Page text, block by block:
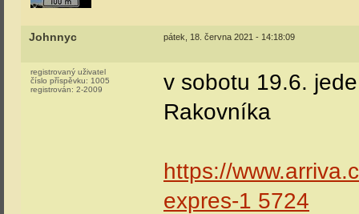
Johnnyc pátek, 18. června 2021 - 14:18:09
registrovaný uživatel
číslo příspěvku: 1005
registrován: 2-2009
v sobotu 19.6.
Rakovníka
https://
expres-1 5724